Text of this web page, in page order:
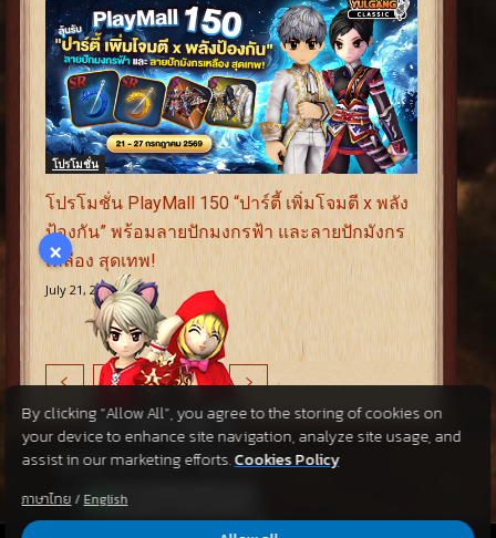
โปรโมชั่น
โปรโมชั่น PlayMall 150 “ปาร์ตี้ เพิ่มโจมตี x พลัง
ป้องกัน” พร้อมลายปักมงกรฟ้า และลายปักมังกร
เหลือง สุดเทพ!
July 21, 2026
1 2 3
By clicking “Allow All”, you agree to the storing of cookies on
your device to enhance site navigation, analyze site usage, and
assist in our marketing efforts.Cookies Policy
ภาษาไทย / English
×